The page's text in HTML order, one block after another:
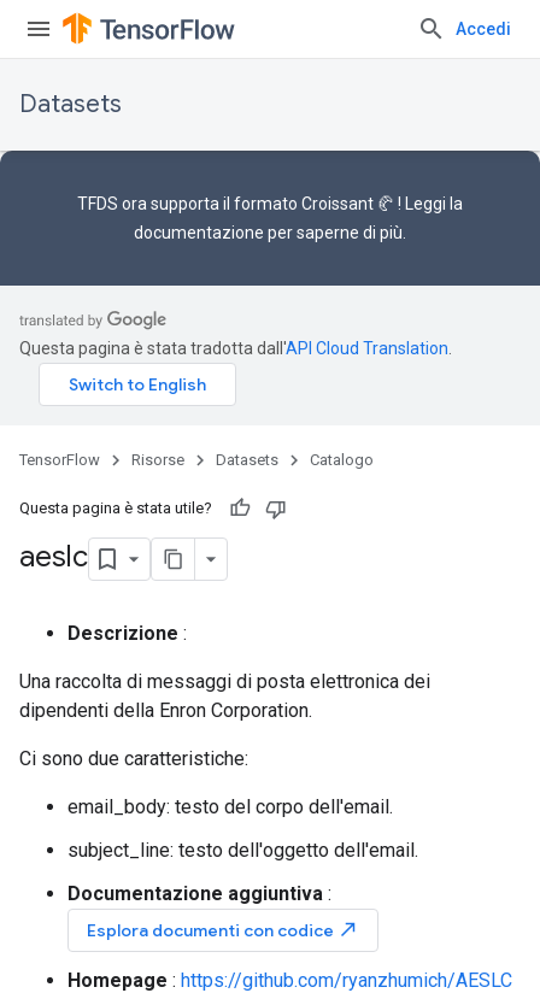
Accedi
Datasets
TFDS ora supporta il formato Croissant 🥐 ! Leggi la
documentazione per saperne di più.
Questa pagina è stata tradotta dall'API Cloud Translation
TensorFlow Risorse Datasets Catalogo
Questa pagina è stata utile?
aeslc
Descrizione :
Una raccolta di messaggi di posta elettronica dei
dipendenti della Enron Corporation.
Ci sono due caratteristiche:
email_body: testo del corpo dell'email.
subject_line: testo dell'oggetto dell'email.
Documentazione aggiuntiva :
Esplora documenti con codice north_east
Homepage : https://github.com/ryanzhumich/AESLC